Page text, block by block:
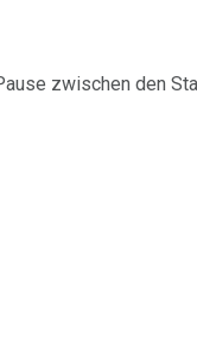
zwischen den